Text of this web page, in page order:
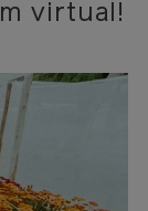
virtual!